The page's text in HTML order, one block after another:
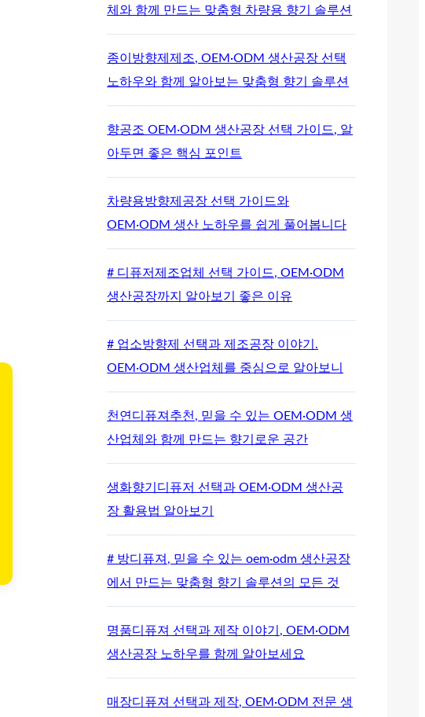
체와 함께 만드는 맞춤형 차량용 향기 솔루션
종이방향제제조, OEM·ODM 생산공장 선택
노하우와 함께 알아보는 맞춤형 향기 솔루션
향공조 OEM·ODM 생산공장 선택 가이드, 알
아두면 좋은 핵심 포인트
차량용방향제공장 선택 가이드와
OEM·ODM 생산 노하우를 쉽게 풀어봅니다
# 디퓨저제조업체 선택 가이드, OEM·ODM
생산공장까지 알아보기 좋은 이유
# 업소방향제 선택과 제조공장 이야기.
OEM·ODM 생산업체를 중심으로 알아보니
천연디퓨져추천, 믿을 수 있는 OEM·ODM 생
산업체와 함께 만드는 향기로운 공간
생화향기디퓨저 선택과 OEM·ODM 생산공
장 활용법 알아보기
# 방디퓨져, 믿을 수 있는 oem·odm 생산공장
에서 만드는 맞춤형 향기 솔루션의 모든 것
명품디퓨져 선택과 제작 이야기, OEM·ODM
생산공장 노하우를 함께 알아보세요
매장디퓨져 선택과 제작, OEM·ODM 전문 생